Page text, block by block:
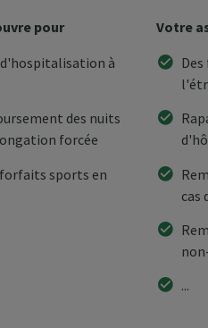
pour
d'hospitalisation à
des nuits
forcée
sports en
Votre
cas
...